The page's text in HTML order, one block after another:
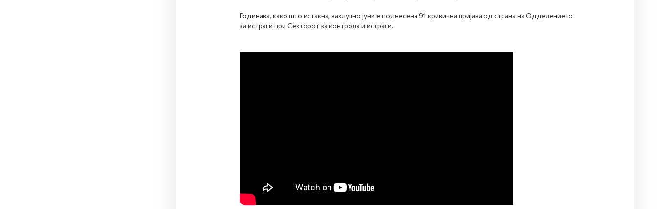
Годинава, како што истакна, заклучно јуни е поднесена 91 кривична пријава од страна на Одделението
за истраги при Секторот за контрола и истраги.